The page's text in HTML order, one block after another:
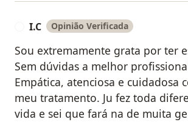
I.C Opinião Verificada
Sou extremamente grata por ter
Sem dúvidas a melhor
Empática, atenciosa e cuidadosa
meu tratamento. Ju fez toda
vida e sei que fará na de muita